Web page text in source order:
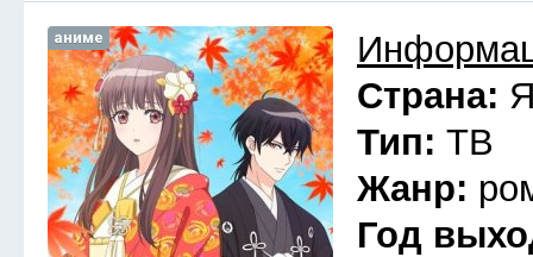
аниме
Страна:
Тип: ТВ
Жанр:
Год